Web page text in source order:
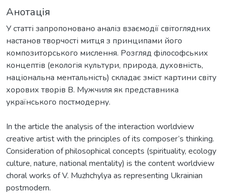
Анотація
У статті запропоновано аналіз взаємодії світоглядних
настанов творчості митця з принципами його
композиторського мислення. Розгляд філософських
концептів (екологія культури, природа, духовність,
національна ментальність) складає зміст картини світу
хорових творів В. Мужчиля як представника
українського постмодерну.
In the article the analysis of the interaction worldview
creative artist with the principles of its composer’s thinking.
Consideration of philosophical concepts (spirituality, ecology
culture, nature, national mentality) is the content worldview
choral works of V. Muzhchylya as representing Ukrainian
postmodern.